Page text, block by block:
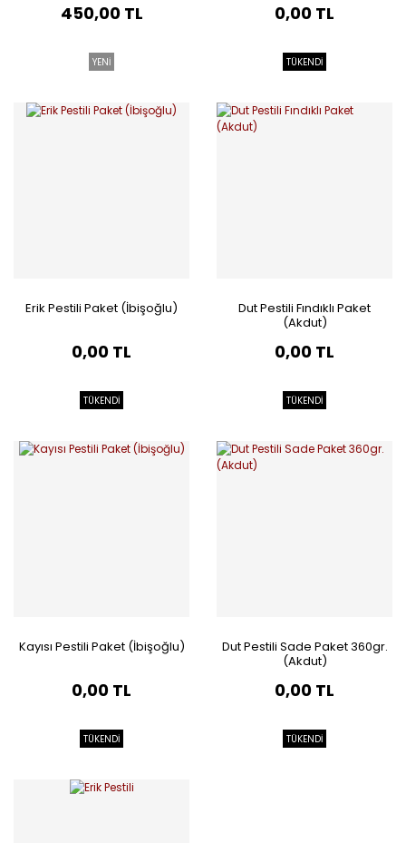
450,00 TL
YENİ
0,00 TL
TÜKENDİ
Erik Pestili Paket (İbişoğlu)
0,00 TL
TÜKENDİ
Dut Pestili Fındıklı Paket
(Akdut)
0,00 TL
TÜKENDİ
Kayısı Pestili Paket (İbişoğlu)
0,00 TL
TÜKENDİ
Dut Pestili Sade Paket 360gr.
(Akdut)
0,00 TL
TÜKENDİ